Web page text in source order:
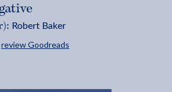
Robert Baker
review Goodreads